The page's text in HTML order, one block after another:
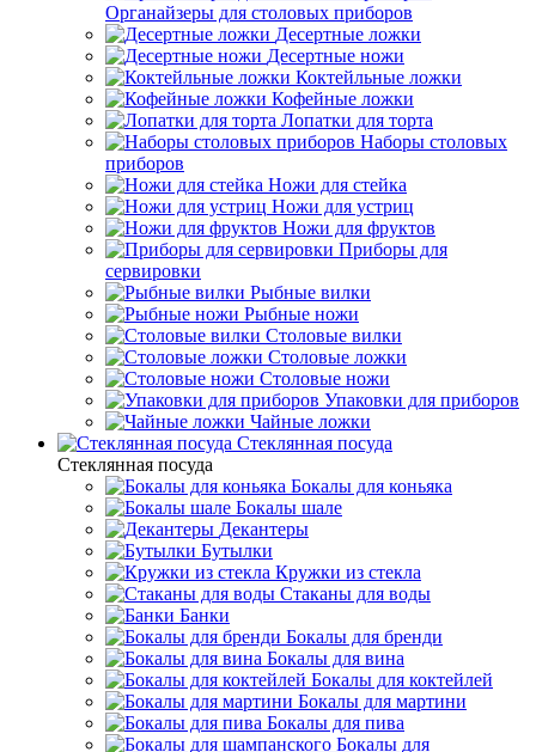
Органайзеры для столовых приборов
Десертные ложки
Десертные ножи
Коктейльные ложки
Кофейные ложки
Лопатки для торта
Наборы столовых
приборов
Ножи для стейка
Ножи для устриц
Ножи для фруктов
Приборы для
сервировки
Рыбные вилки
Рыбные ножи
Столовые вилки
Столовые ложки
Столовые ножи
Упаковки для приборов
Чайные ложки
Стеклянная посуда
Стеклянная посуда
Бокалы для коньяка
Бокалы шале
Декантеры
Бутылки
Кружки из стекла
Стаканы для воды
Банки
Бокалы для бренди
Бокалы для вина
Бокалы для коктейлей
Бокалы для мартини
Бокалы для пива
Бокалы для